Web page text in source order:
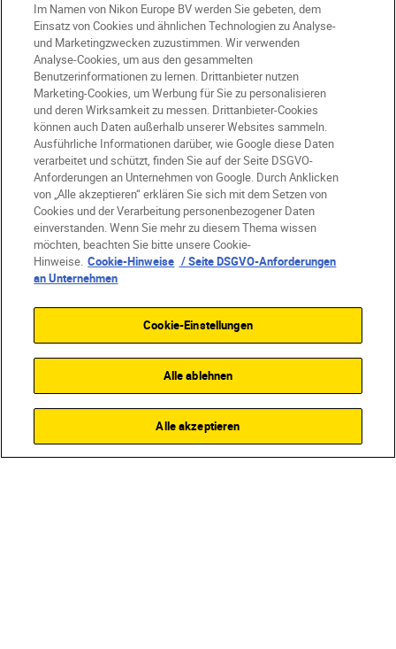
KINOQUALITÄT ALL-IN-ONE
ZR
Im Namen von Nikon Europe BV werden Sie gebeten, dem
Einsatz von Cookies und ähnlichen Technologien zu Analyse-
und Marketingzwecken zuzustimmen. Wir verwenden
Analyse-Cookies, um aus den gesammelten
Benutzerinformationen zu lernen. Drittanbieter nutzen
Marketing-Cookies, um Werbung für Sie zu personalisieren
und deren Wirksamkeit zu messen. Drittanbieter-Cookies
können auch Daten außerhalb unserer Websites sammeln.
Ausführliche Informationen darüber, wie Google diese Daten
verarbeitet und schützt, finden Sie auf der Seite DSGVO-
Anforderungen an Unternehmen von Google. Durch Anklicken
von „Alle akzeptieren“ erklären Sie sich mit dem Setzen von
Cookies und der Verarbeitung personenbezogener Daten
einverstanden. Wenn Sie mehr zu diesem Thema wissen
möchten, beachten Sie bitte unsere Cookie-
Hinweise. Cookie-Hinweise / Seite DSGVO-Anforderungen
an Unternehmen
Cookie-Einstellungen
Alle ablehnen
Alle akzeptieren